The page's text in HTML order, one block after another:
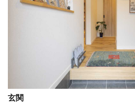
玄関